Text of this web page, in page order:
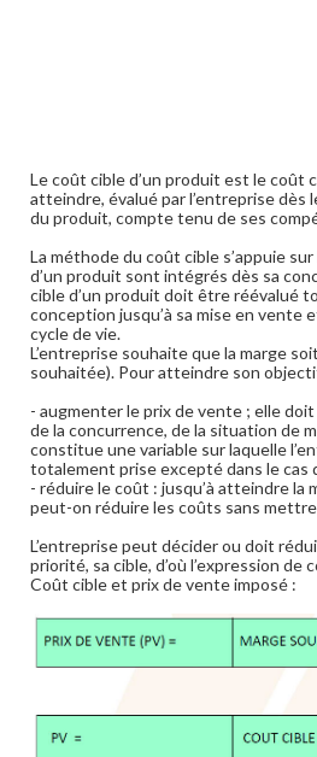
Le coût cible d’un produit est le coût
atteindre, évalué par l’entreprise dès
du produit, compte tenu de ses
La méthode du coût cible s’appuie
d’un produit sont intégrés dès sa
cible d’un produit doit être réévalué
conception jusqu’à sa mise en vente
cycle de vie.
L’entreprise souhaite que la marge
souhaitée). Pour atteindre son
- augmenter le prix de vente ; elle
de la concurrence, de la situation de
constitue une variable sur laquelle
totalement prise excepté dans le cas
- réduire le coût : jusqu’à atteindre la
peut-on réduire les coûts sans mettre
L’entreprise peut décider ou doit
priorité, sa cible, d’où l’expression de
Coût cible et prix de vente imposé :